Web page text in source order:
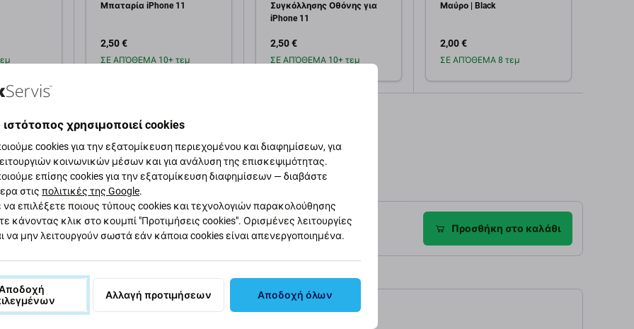
Μπαταρία iPhone 11
2,50 €
ΣΕ ΑΠΌΘΕΜΑ 10+ τεμ
Συγκόλλησης Οθόνης για
iPhone 11
2,50 €
ΣΕ ΑΠΌΘΕΜΑ 10+ τεμ
Μαύρο | Black
2,00 €
ΣΕ ΑΠΌΘΕΜΑ 8 τεμ
και προδιαγραφές Ποιότητα Αποστολές και επιστροφές Προσθήκη στο καλάθι
iPhone 11 Προδιαγραφές
χρησιμοποιεί cookies
cookies για την εξατομίκευση περιεχομένου και διαφημίσεων, για
κοινωνικών μέσων και για ανάλυση της επισκεψιμότητας.
επίσης cookies για την εξατομίκευση διαφημίσεων — διαβάστε
στις πολιτικές της Google.
να επιλέξετε ποιους τύπους cookies και τεχνολογιών παρακολούθησης
κάνοντας κλικ στο κουμπί "Προτιμήσεις cookies". Ορισμένες λειτουργίες
να μην λειτουργούν σωστά εάν κάποια cookies είναι απενεργοποιημένα.
Αλλαγή προτιμήσεων Αποδοχή όλων